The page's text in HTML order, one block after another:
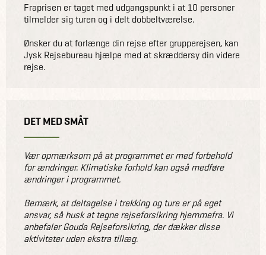
Fraprisen er taget med udgangspunkt i at 10 personer
tilmelder sig turen og i delt dobbeltværelse.
Ønsker du at forlænge din rejse efter grupperejsen, kan
Jysk Rejsebureau hjælpe med at skræddersy din videre
rejse.
DET MED SMÅT
Vær opmærksom på at programmet er med forbehold
for ændringer. Klimatiske forhold kan også medføre
ændringer i programmet.
Bemærk, at deltagelse i trekking og ture er på eget
ansvar, så husk at tegne rejseforsikring hjemmefra. Vi
anbefaler Gouda Rejseforsikring, der dækker disse
aktiviteter uden ekstra tillæg.